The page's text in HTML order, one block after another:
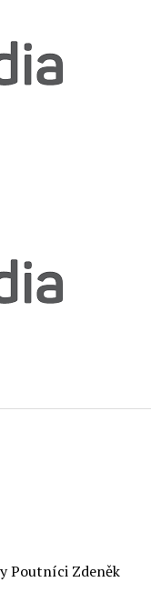
Poutníci Zdeněk